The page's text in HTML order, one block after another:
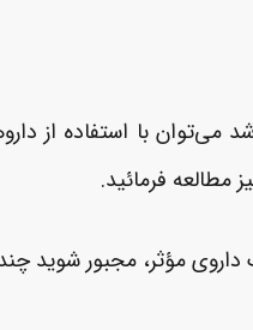
مطالعه فرمائید.
مؤثر، مجبور شوید چند